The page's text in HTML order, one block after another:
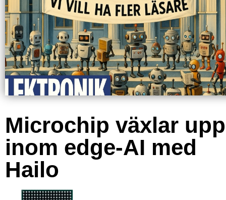
Microchip växlar upp
inom edge-AI med
Hailo